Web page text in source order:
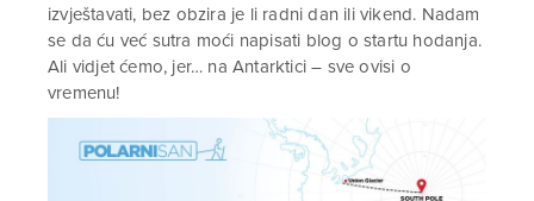
izvještavati, bez obzira je li radni dan ili vikend. Nadam
se da ću već sutra moći napisati blog o startu hodanja.
Ali vidjet ćemo, jer… na Antarktici – sve ovisi o
vremenu!